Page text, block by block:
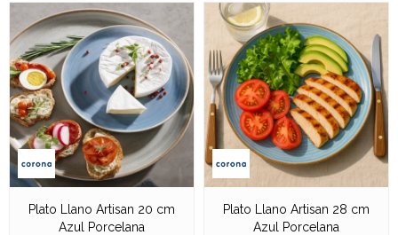
Plato Llano Artisan 20 cm
Azul Porcelana
Plato Llano Artisan 28 cm
Azul Porcelana